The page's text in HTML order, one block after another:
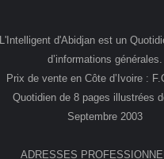
L'Intelligent d'Abidjan est un
d’informations générales.
Prix de vente en Côte d’Ivoire :
Quotidien de 8 pages illustrées
Septembre 2003
ADRESSES